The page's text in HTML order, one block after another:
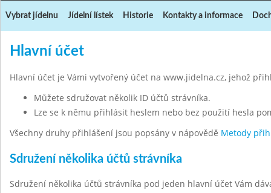
Vybrat jídelnu Jídelní lístek Historie Kontakty a informace
Hlavní účet
Hlavní účet je Vámi vytvořený účet na www.jidelna.cz, jehož
Můžete sdružovat několik ID účtů strávníka.
Lze se k němu přihlásit heslem nebo bez použití hesla
Všechny druhy přihlášení jsou popsány v nápovědě Metody
Sdružení několika účtů strávníka
Sdružení několika účtů strávníka pod jeden hlavní účet Vám